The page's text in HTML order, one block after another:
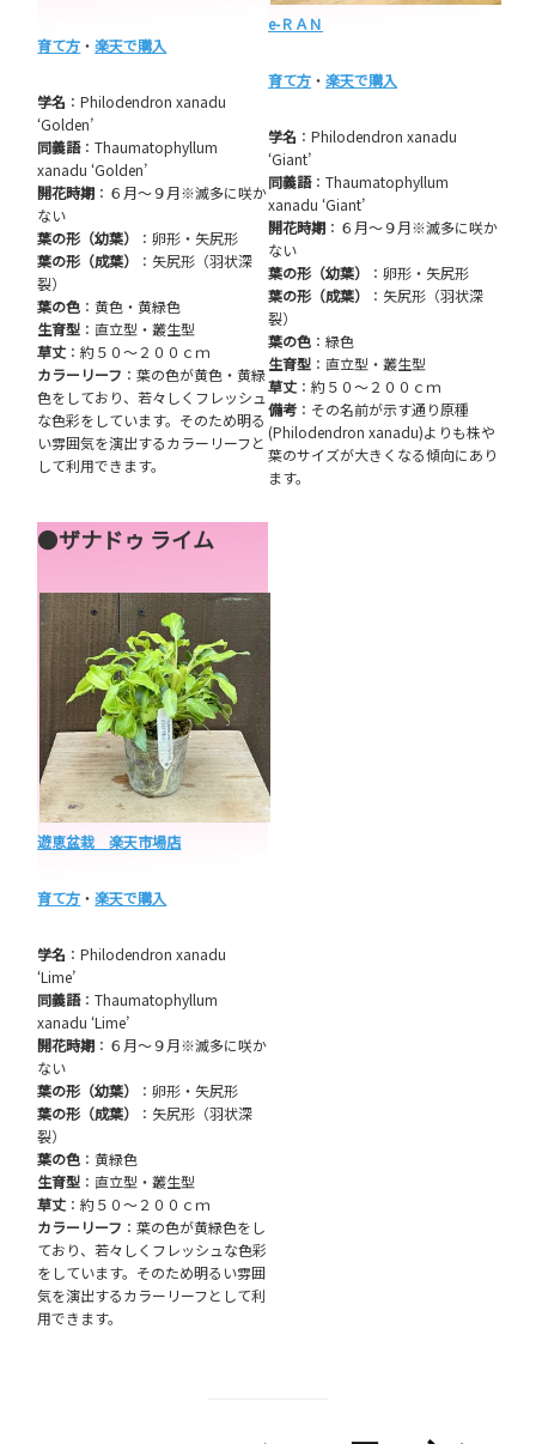
育て方 ・楽天で購入
学名 ：Philodendron xanadu
‘Golden’
同義語：Thaumatophyllum
xanadu ‘Golden’
開花時期 ：６月～９月※滅多に咲か
ない
葉の形（幼葉）
：卵形・矢尻形
葉の形（成葉）
：矢尻形（羽状深
裂）
葉の色 ：黄色・黄緑色
生育型 ：直立型・叢生型
草丈 ：約５０～２００ｃｍ
カラーリーフ ：葉の色が黄色・黄緑
色をしており、若々しくフレッシュ
な色彩をしています。そのため明る
い雰囲気を演出するカラーリーフと
して利用できます。
e-ＲＡＮ
育て方 ・ 楽天で購入
学名 ：Philodendron xanadu
‘Giant’
同義語：Thaumatophyllum
xanadu ‘Giant’
開花時期 ：６月～９月※滅多に咲か
ない
葉の形（幼葉）
：卵形・矢尻形
葉の形（成葉）
：矢尻形（羽状深
裂）
葉の色 ：緑色
生育型 ：直立型・叢生型
草丈 ：約５０～２００ｃｍ
備考 ：その名前が示す通り原種
(Philodendron xanadu)よりも株や
葉のサイズが大きくなる傾向にあり
ます。
●ザナドゥ ライム
遊恵盆栽 楽天市場店
育て方 ・楽天で購入
学名 ：Philodendron xanadu
‘Lime’
同義語：Thaumatophyllum
xanadu ‘Lime’
開花時期 ：６月～９月※滅多に咲か
ない
葉の形（幼葉）
：卵形・矢尻形
葉の形（成葉）
：矢尻形（羽状深
裂）
葉の色 ：黄緑色
生育型 ：直立型・叢生型
草丈 ：約５０～２００ｃｍ
カラーリーフ ：葉の色が黄緑色をし
ており、若々しくフレッシュな色彩
をしています。そのため明るい雰囲
気を演出するカラーリーフとして利
用できます。